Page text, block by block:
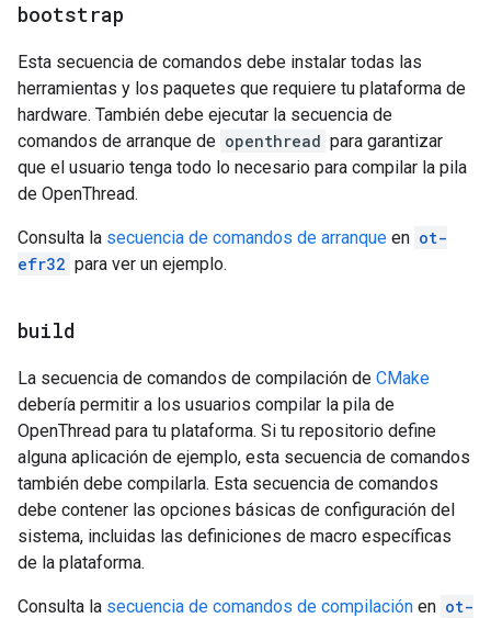
bootstrap
Esta secuencia de comandos debe instalar todas las
herramientas y los paquetes que requiere tu plataforma de
hardware. También debe ejecutar la secuencia de
comandos de arranque de openthread para garantizar
que el usuario tenga todo lo necesario para compilar la pila
de OpenThread.
Consulta la secuencia de comandos de arranque en ot-
efr32 para ver un ejemplo.
build
La secuencia de comandos de compilación de CMake
debería permitir a los usuarios compilar la pila de
OpenThread para tu plataforma. Si tu repositorio define
alguna aplicación de ejemplo, esta secuencia de comandos
también debe compilarla. Esta secuencia de comandos
debe contener las opciones básicas de configuración del
sistema, incluidas las definiciones de macro específicas
de la plataforma.
Consulta la secuencia de comandos de compilación en ot-